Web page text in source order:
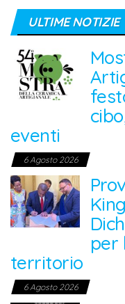
ULTIME NOTIZIE
eventi
6 Agosto 2026
per
territorio
6 Agosto 2026